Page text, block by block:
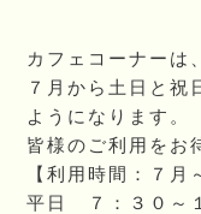
カフェコーナーは
７月から土日と祝
ようになります。
皆様のご利用をお
【利用時間：７月
平日 ７：３０～